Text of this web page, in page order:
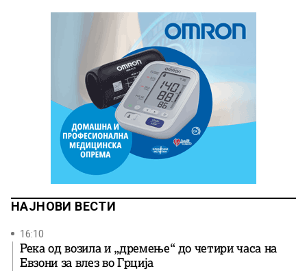
НАЈНОВИ ВЕСТИ
16:10
Река од возила и „дремење“ до четири часа на
Евзони за влез во Грција